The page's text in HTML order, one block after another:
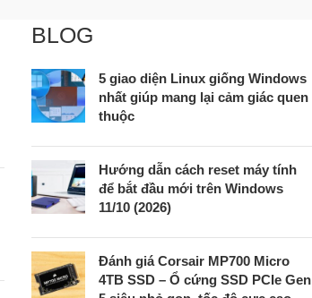
BLOG
5 giao diện Linux giống Windows
nhất giúp mang lại cảm giác quen
thuộc
Hướng dẫn cách reset máy tính
để bắt đầu mới trên Windows
11/10 (2026)
Đánh giá Corsair MP700 Micro
4TB SSD – Ổ cứng SSD PCIe Gen